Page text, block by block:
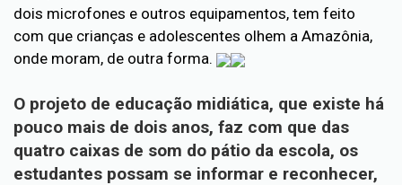
dois microfones e outros equipamentos, tem feito
com que crianças e adolescentes olhem a Amazônia,
onde moram, de outra forma.
O projeto de educação midiática, que existe há
pouco mais de dois anos, faz com que das
quatro caixas de som do pátio da escola, os
estudantes possam se informar e reconhecer,